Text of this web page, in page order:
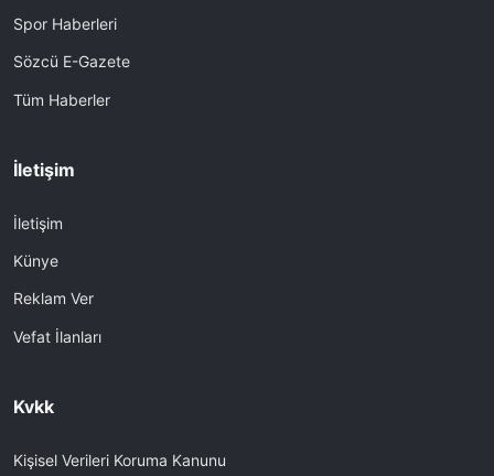
Spor Haberleri
Sözcü E-Gazete
Tüm Haberler
İletişim
İletişim
Künye
Reklam Ver
Vefat İlanları
Kvkk
Kişisel Verileri Koruma Kanunu